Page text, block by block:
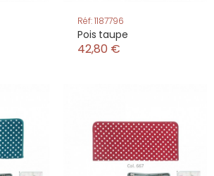
Réf: 1187796
Pois taupe
42,80 €